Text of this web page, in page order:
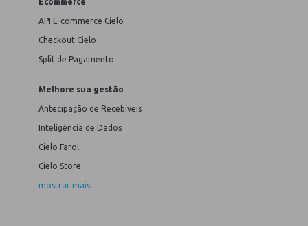
API E-commerce Cielo
Checkout Cielo
Split de Pagamento
Melhore sua gestão
Antecipação de Recebíveis
Inteligência de Dados
Cielo Farol
Cielo Store
mostrar mais